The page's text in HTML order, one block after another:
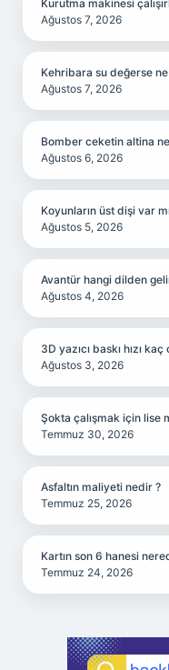
Kurutma makinesi
Ağustos 7, 2026
Kehribara su değerse
Ağustos 7, 2026
Bomber ceketin altina
Ağustos 6, 2026
Koyunların üst dişi var
Ağustos 5, 2026
Avantür hangi dilden
Ağustos 4, 2026
3D yazıcı baskı hızı kaç
Ağustos 3, 2026
Şokta çalışmak için lise
Temmuz 30, 2026
Asfaltın maliyeti nedir ?
Temmuz 25, 2026
Kartın son 6 hanesi
Temmuz 24, 2026